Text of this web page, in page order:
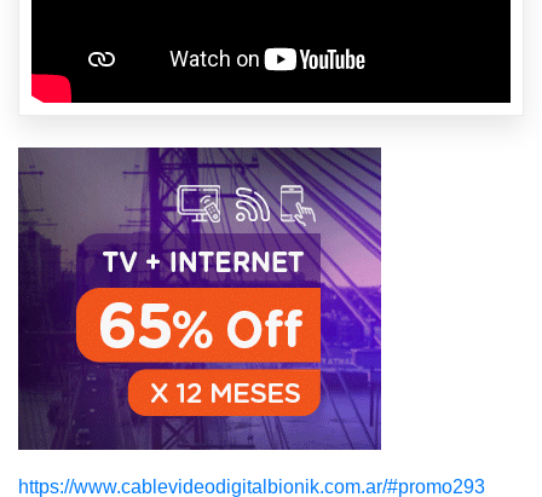
https://www.cablevideodigitalbionik.com.ar/#promo293